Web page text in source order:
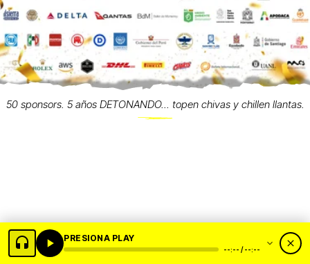
50 sponsors. 5 años DETONANDO... topen chivas y chillen llantas.
PRESIONA PLAY
--:-- / --:--